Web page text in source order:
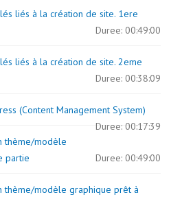
liés à la création de site. 1ere
Duree: 00:49:00
liés à la création de site. 2eme
Duree: 00:38:09
(Content Management System)
Duree: 00:17:39
thème/modèle
partie
Duree: 00:49:00
thème/modèle graphique prêt à